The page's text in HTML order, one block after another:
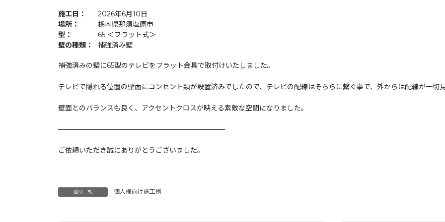
施工日：
2026年6月10日
場所：
栃木県那須塩原市
型：
65 ＜フラット式＞
壁の種類：
補強済み壁
補強済みの壁に65型のテレビをフラット金具で取付けいたしました。
テレビで隠れる位置の壁面にコンセント類が設置済みでしたので、テレビの配線はそちらに繋ぐ事で、外からは配線が一切
壁面とのバランスも良く、アクセントクロスが映える素敵な空間になりました。
————————————————————————
ご依頼いただき誠にありがとうございました。
種別一覧 個人様向け施工例